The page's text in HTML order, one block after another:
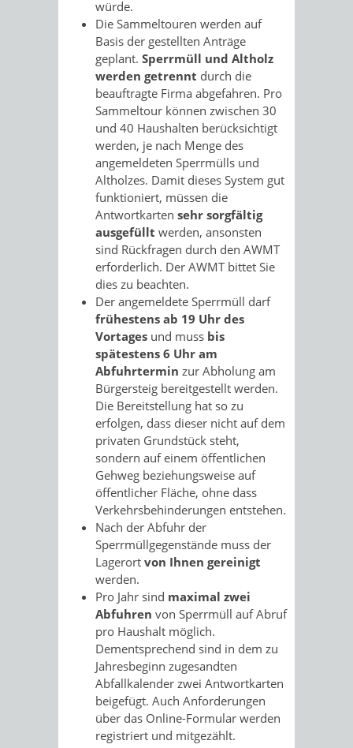
würde.
Die Sammeltouren werden auf
Basis der gestellten Anträge
geplant. Sperrmüll und Altholz
werden getrennt durch die
beauftragte Firma abgefahren. Pro
Sammeltour können zwischen 30
und 40 Haushalten berücksichtigt
werden, je nach Menge des
angemeldeten Sperrmülls und
Altholzes. Damit dieses System gut
funktioniert, müssen die
Antwortkarten sehr sorgfältig
ausgefüllt werden, ansonsten
sind Rückfragen durch den AWMT
erforderlich. Der AWMT bittet Sie
dies zu beachten.
Der angemeldete Sperrmüll darf
frühestens ab 19 Uhr des
Vortages und muss bis
spätestens 6 Uhr am
Abfuhrtermin zur Abholung am
Bürgersteig bereitgestellt werden.
Die Bereitstellung hat so zu
erfolgen, dass dieser nicht auf dem
privaten Grundstück steht,
sondern auf einem öffentlichen
Gehweg beziehungsweise auf
öffentlicher Fläche, ohne dass
Verkehrsbehinderungen entstehen.
Nach der Abfuhr der
Sperrmüllgegenstände muss der
Lagerort von Ihnen gereinigt
werden.
Pro Jahr sind maximal zwei
Abfuhren von Sperrmüll auf Abruf
pro Haushalt möglich.
Dementsprechend sind in dem zu
Jahresbeginn zugesandten
Abfallkalender zwei Antwortkarten
beigefügt. Auch Anforderungen
über das Online-Formular werden
registriert und mitgezählt.